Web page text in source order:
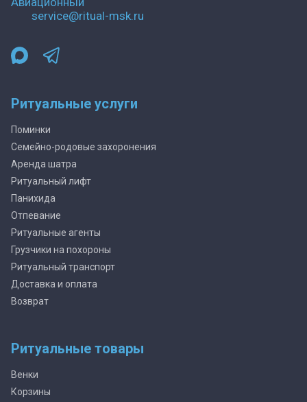
service@ritual-msk.ru
Ритуальные услуги
Поминки
Семейно-родовые захоронения
Аренда шатра
Ритуальный лифт
Панихида
Отпевание
Ритуальные агенты
Грузчики на похороны
Ритуальный транспорт
Доставка и оплата
Возврат
Ритуальные товары
Венки
Корзины